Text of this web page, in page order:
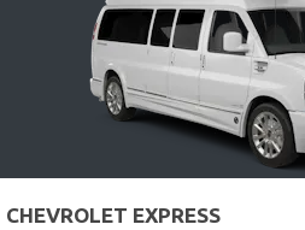
CHEVROLET EXPRESS